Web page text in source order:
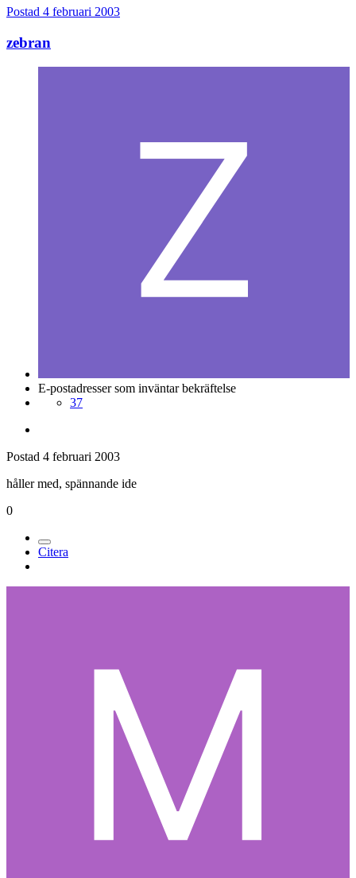
Postad 4 februari 2003
zebran
E-postadresser som inväntar bekräftelse
37
Postad 4 februari 2003
håller med, spännande ide
0
Citera